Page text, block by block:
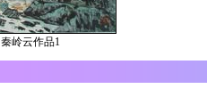
秦岭云作品1